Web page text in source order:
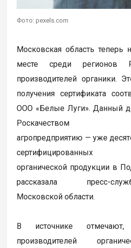
Фото: pexels.com
Московская область теперь
месте среди регионов
производителей органики.
получения сертификата
ООО «Белые Луги». Данный
Роскачеством
агропредприятию — уже
сертифицированных
органической продукции в
рассказала пресс-
Московской области.
В источнике
производителей